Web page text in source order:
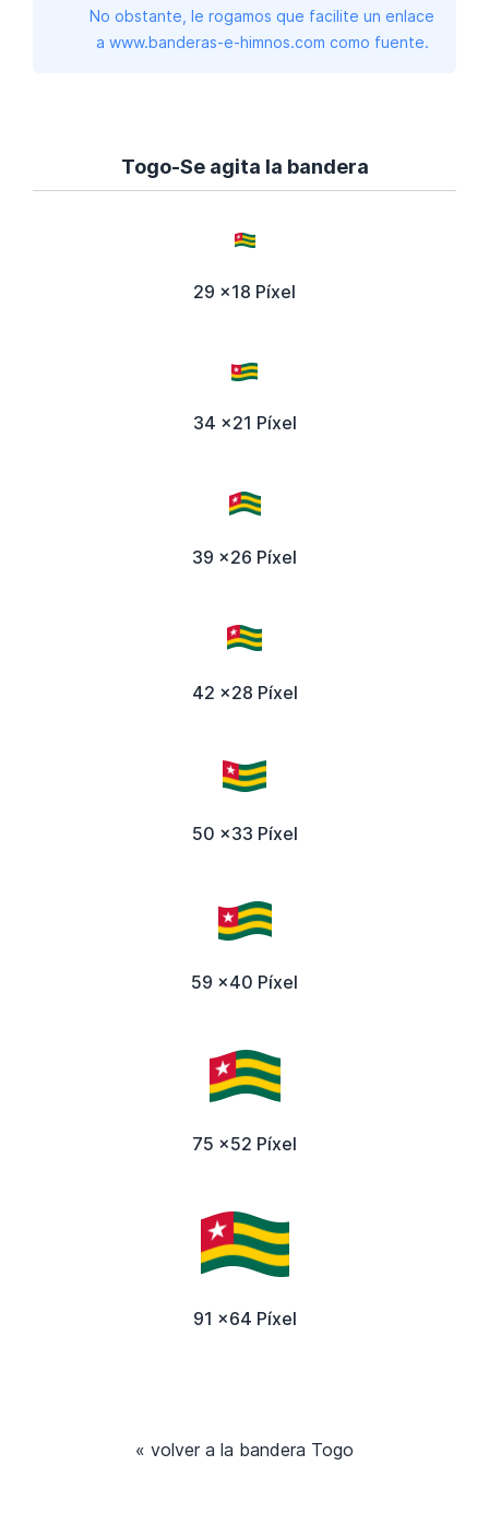
No obstante, le rogamos que facilite un enlace
a www.banderas-e-himnos.com como fuente.
Togo-Se agita la bandera
29 x18 Píxel
34 x21 Píxel
39 x26 Píxel
42 x28 Píxel
50 x33 Píxel
59 x40 Píxel
75 x52 Píxel
91 x64 Píxel
« volver a la bandera Togo